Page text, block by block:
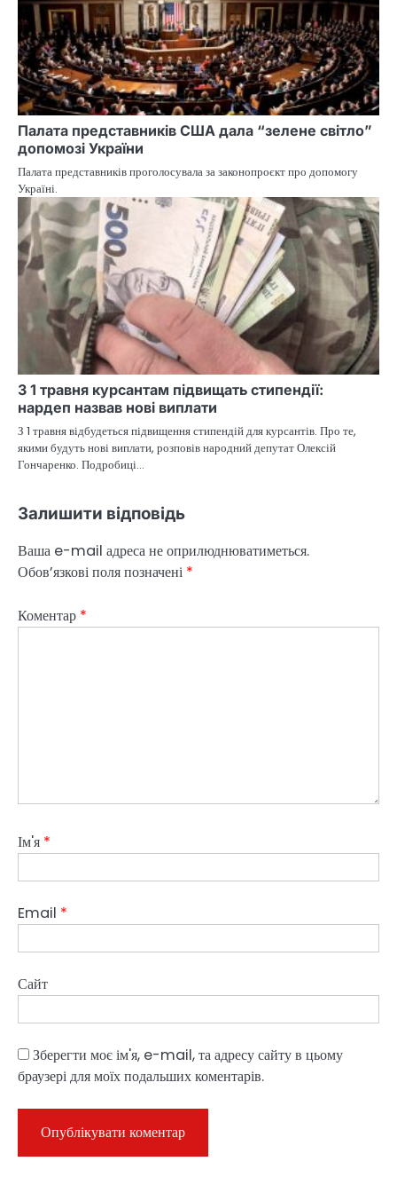
Палата представників США дала “зелене світло”
допомозі України
Палата представників проголосувала за законопроєкт про допомогу
Україні.
З 1 травня курсантам підвищать стипендії:
нардеп назвав нові виплати
З 1 травня відбудеться підвищення стипендій для курсантів. Про те,
якими будуть нові виплати, розповів народний депутат Олексій
Гончаренко. Подробиці…
Залишити відповідь
Ваша e-mail адреса не оприлюднюватиметься.
Обов’язкові поля позначені *
Коментар *
Ім'я *
Email *
Сайт
Зберегти моє ім'я, e-mail, та адресу сайту в цьому
браузері для моїх подальших коментарів.